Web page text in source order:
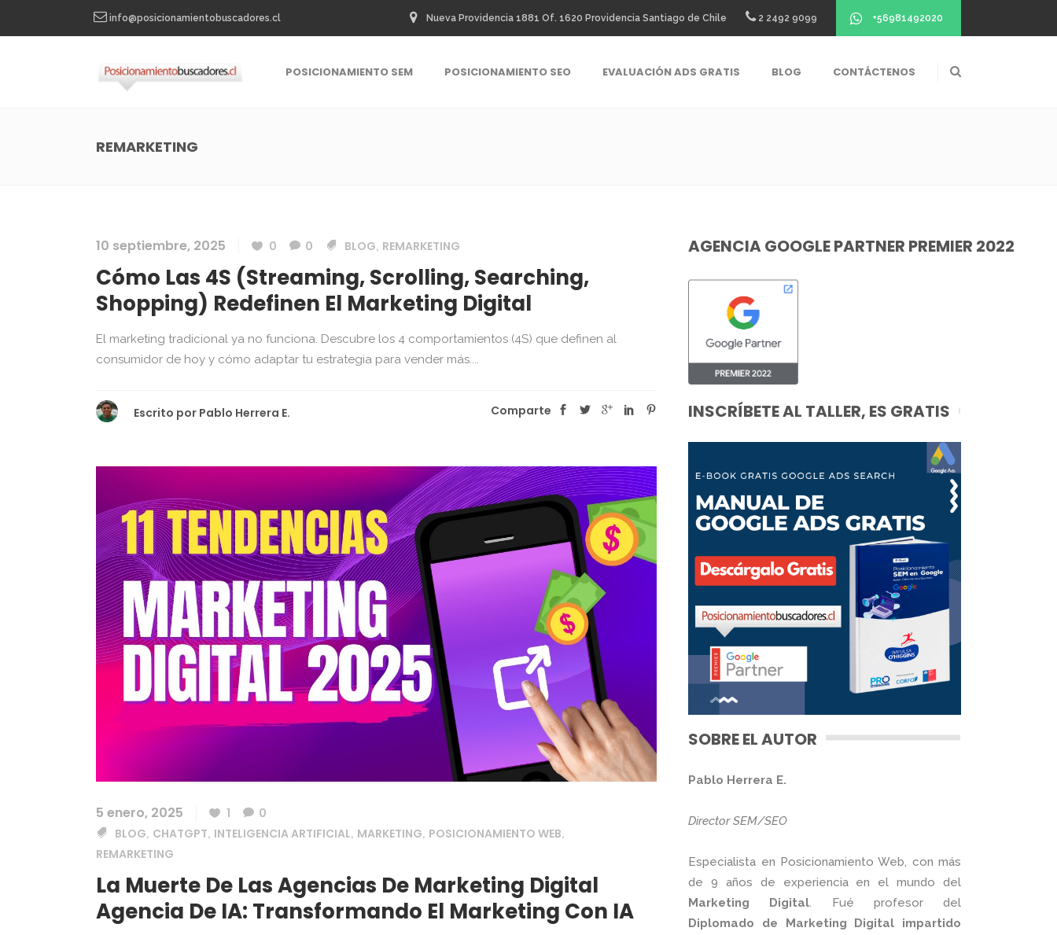
info@posicionamientobuscadores.cl Nueva Providencia 1881 Of. 1620 Providencia Santiago de Chile 2 2492 9099 +56981492020
POSICIONAMIENTO SEM POSICIONAMIENTO SEO EVALUACIÓN ADS GRATIS BLOG CONTÁCTENOS
REMARKETING
10 septiembre, 2025 0 0 BLOG, REMARKETING
Cómo Las 4S (Streaming, Scrolling, Searching,
Shopping) Redefinen El Marketing Digital
El marketing tradicional ya no funciona. Descubre los 4 comportamientos (4S) que definen al
consumidor de hoy y cómo adaptar tu estrategia para vender más....
Escrito por Pablo Herrera E. Comparte
5 enero, 2025 1
0
BLOG, CHATGPT, INTELIGENCIA ARTIFICIAL, MARKETING, POSICIONAMIENTO WEB,
REMARKETING
La Muerte De Las Agencias De Marketing Digital
Agencia De IA: Transformando El Marketing Con IA
AGENCIA GOOGLE PARTNER PREMIER 2022
INSCRÍBETE AL TALLER, ES GRATIS
SOBRE EL AUTOR
Pablo Herrera E.
Director SEM/SEO
Especialista en Posicionamiento Web, con más
de 9 años de experiencia en el mundo del
Marketing Digital. Fué profesor del
Diplomado de Marketing Digital impartido